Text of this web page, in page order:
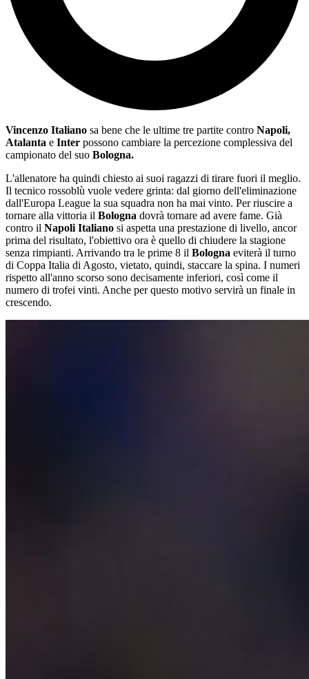
Vincenzo Italiano sa bene che le ultime tre partite contro Napoli,
Atalanta e Inter possono cambiare la percezione complessiva del
campionato del suo Bologna.
L'allenatore ha quindi chiesto ai suoi ragazzi di tirare fuori il meglio.
Il tecnico rossoblù vuole vedere grinta: dal giorno dell'eliminazione
dall'Europa League la sua squadra non ha mai vinto. Per riuscire a
tornare alla vittoria il Bologna dovrà tornare ad avere fame. Già
contro il Napoli Italiano si aspetta una prestazione di livello, ancor
prima del risultato, l'obiettivo ora è quello di chiudere la stagione
senza rimpianti. Arrivando tra le prime 8 il Bologna eviterà il turno
di Coppa Italia di Agosto, vietato, quindi, staccare la spina. I numeri
rispetto all'anno scorso sono decisamente inferiori, così come il
numero di trofei vinti. Anche per questo motivo servirà un finale in
crescendo.